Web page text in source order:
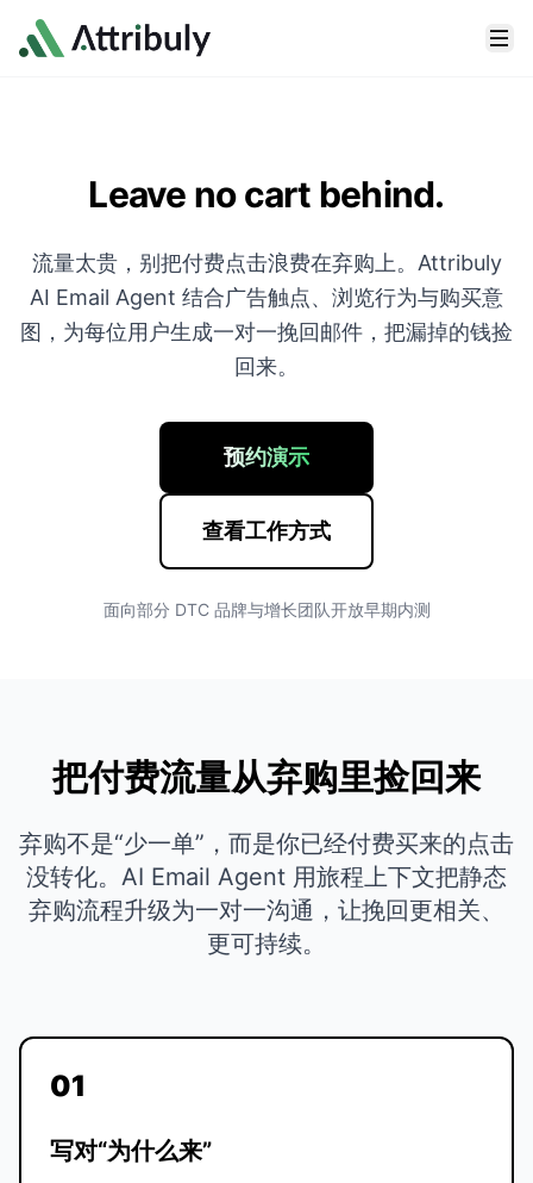
Skip to main content
Leave no cart behind.
流量太贵，别把付费点击浪费在弃购上。Attribuly
AI Email Agent 结合广告触点、浏览行为与购买意
图，为每位用户生成一对一挽回邮件，把漏掉的钱捡
回来。
预约演示
查看工作方式
面向部分 DTC 品牌与增长团队开放早期内测
把付费流量从弃购里捡回来
弃购不是“少一单”，而是你已经付费买来的点击
没转化。AI Email Agent 用旅程上下文把静态
弃购流程升级为一对一沟通，让挽回更相关、
更可持续。
01
写对“为什么来”